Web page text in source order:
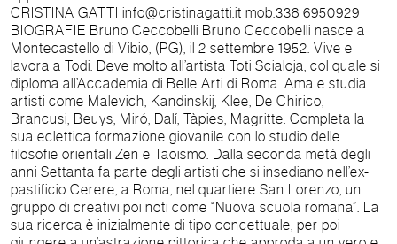
CRISTINA GATTI info@cristinagatti.it mob.338 6950929
BIOGRAFIE Bruno Ceccobelli Bruno Ceccobelli nasce a
Montecastello di Vibio, (PG), il 2 settembre 1952. Vive e
lavora a Todi. Deve molto all’artista Toti Scialoja, col quale si
diploma all’Accademia di Belle Arti di Roma. Ama e studia
artisti come Malevich, Kandinskij, Klee, De Chirico,
Brancusi, Beuys, Miró, Dalí, Tàpies, Magritte. Completa la
sua eclettica formazione giovanile con lo studio delle
filosofie orientali Zen e Taoismo. Dalla seconda metà degli
anni Settanta fa parte degli artisti che si insediano nell’ex-
pastificio Cerere, a Roma, nel quartiere San Lorenzo, un
gruppo di creativi poi noti come “Nuova scuola romana”. La
sua ricerca è inizialmente di tipo concettuale, per poi